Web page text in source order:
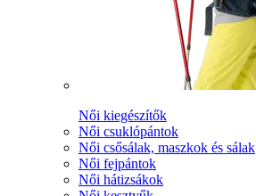
Női kiegészítők
Női csuklópántok
Női csősálak, maszkok és sálak
Női fejpántok
Női hátizsákok